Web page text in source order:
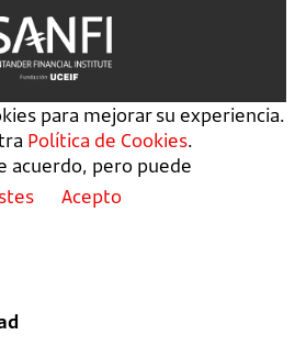
para mejorar su experiencia.
Política de Cookies.
acuerdo, pero puede
Acepto